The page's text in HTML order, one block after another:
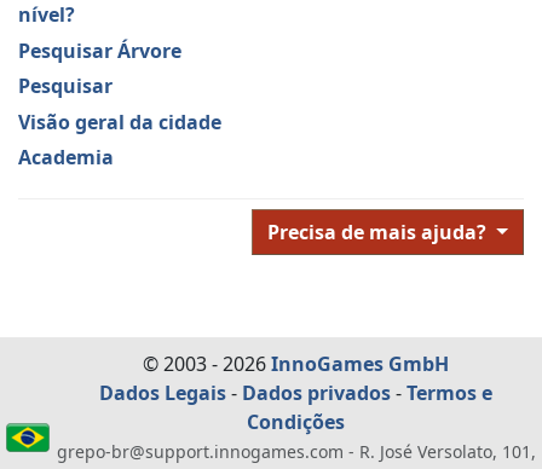
nível?
Pesquisar Árvore
Pesquisar
Visão geral da cidade
Academia
Precisa de mais ajuda?
© 2003 - 2026InnoGames GmbH
Dados Legais- Dados privados-Termos e
Condições
grepo-br@support.innogames.com - R. José Versolato, 101,